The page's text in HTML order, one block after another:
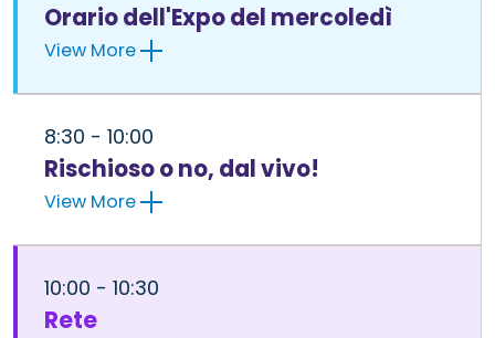
Orario dell'Expo del mercoledì
View More
8:30 - 10:00
Rischioso o no, dal vivo!
View More
10:00 - 10:30
Rete